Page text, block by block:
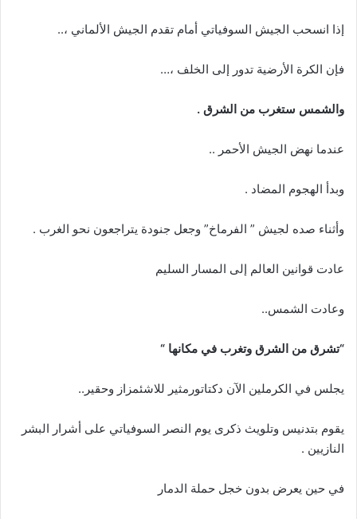
إذا انسحب الجيش السوفياتي أمام تقدم الجيش الألماني ،..
فإن الكرة الأرضية تدور إلى الخلف ،…
والشمس ستغرب من الشرق .
عندما نهض الجيش الأحمر ..
وبدأ الهجوم المضاد .
وأثناء صده لجيش ” الفرماخ” وجعل جنودة يتراجعون نحو الغرب .
عادت قوانين العالم إلى المسار السليم
وعادت الشمس..
“تشرق من الشرق وتغرب في مكانها “
يجلس في الكرملين الآن دكتاتورمثير للاشئمزاز وحقير..
يقوم بتدنيس وتلويث ذكرى يوم النصر السوفياتي على أشرار البشر
النازيين .
في حين يعرض بدون خجل حملة الدمار